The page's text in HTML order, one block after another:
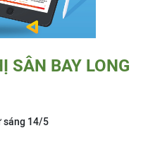
SÂN BAY LONG
sáng 14/5